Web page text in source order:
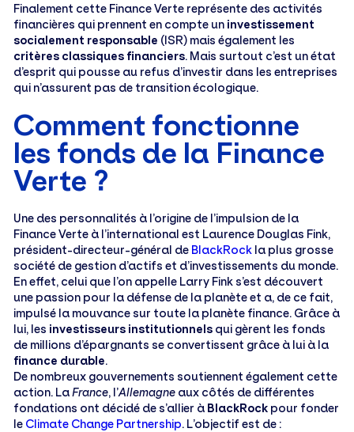
Finalement cette Finance Verte représente des activités
financières qui prennent en compte un investissement
socialement responsable (ISR) mais également les
critères classiques financiers. Mais surtout c’est un état
d’esprit qui pousse au refus d’investir dans les entreprises
qui n’assurent pas de transition écologique.
Comment fonctionne
les fonds de la Finance
Verte ?
Une des personnalités à l’origine de l’impulsion de la
Finance Verte à l’international est Laurence Douglas Fink,
président-directeur-général de BlackRock la plus grosse
société de gestion d’actifs et d’investissements du monde.
En effet, celui que l’on appelle Larry Fink s’est découvert
une passion pour la défense de la planète et a, de ce fait,
impulsé la mouvance sur toute la planète finance. Grâce à
lui, les investisseurs institutionnels qui gèrent les fonds
de millions d’épargnants se convertissent grâce à lui à la
finance durable.
De nombreux gouvernements soutiennent également cette
action. LaFrance, l’Allemagne aux côtés de différentes
fondations ont décidé de s’allier à BlackRock pour fonder
le Climate Change Partnership. L’objectif est de :